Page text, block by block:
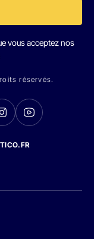
vous acceptez nos
réservés.